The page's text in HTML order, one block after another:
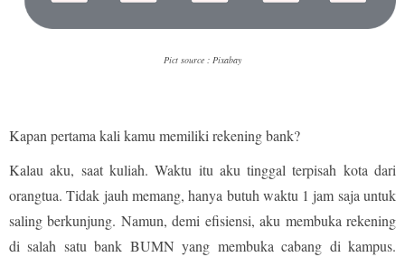
Pict source : Pixabay
Kapan pertama kali kamu memiliki rekening bank?
Kalau aku, saat kuliah. Waktu itu aku tinggal terpisah kota dari
orangtua. Tidak jauh memang, hanya butuh waktu 1 jam saja untuk
saling berkunjung. Namun, demi efisiensi, aku membuka rekening
di salah satu bank BUMN yang membuka cabang di kampus.